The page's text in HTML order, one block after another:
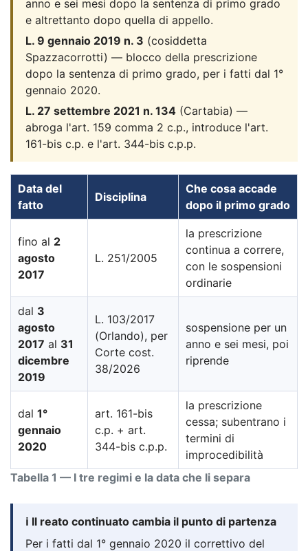
anno e sei mesi dopo la sentenza di primo grado
e altrettanto dopo quella di appello.
L. 9 gennaio 2019 n. 3 (cosiddetta
Spazzacorrotti) — blocco della prescrizione
dopo la sentenza di primo grado, per i fatti dal 1°
gennaio 2020.
L. 27 settembre 2021 n. 134 (Cartabia) —
abroga l'art. 159 comma 2 c.p., introduce l'art.
161-bis c.p. e l'art. 344-bis c.p.p.
Tabella 1 — I tre regimi e la data che li separa
Data del
fatto
Disciplina
Che cosa accade
dopo il primo grado
fino al 2
agosto
2017
L. 251/2005
la prescrizione
continua a correre,
con le sospensioni
ordinarie
dal 3
agosto
2017 al 31
dicembre
2019
L. 103/2017
(Orlando), per
Corte cost.
38/2026
sospensione per un
anno e sei mesi, poi
riprende
dal 1°
gennaio
2020
art. 161-bis
c.p. + art.
344-bis c.p.p.
la prescrizione
cessa; subentrano i
termini di
improcedibilità
ℹ️ Il reato continuato cambia il punto di partenza
Per i fatti dal 1° gennaio 2020 il correttivo del